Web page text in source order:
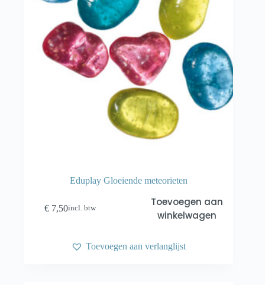
Eduplay Gloeiende meteorieten
€ 7,50incl. btw
Toevoegen aan
winkelwagen
Toevoegen aan verlanglijst